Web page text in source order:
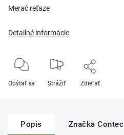
Merač reťaze
Detailné informácie
Opýtať sa Strážiť Zdieľať
Popis Značka Contec